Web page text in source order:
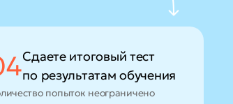
Сдаете итоговый тест
по результатам обучения
попыток неограничено